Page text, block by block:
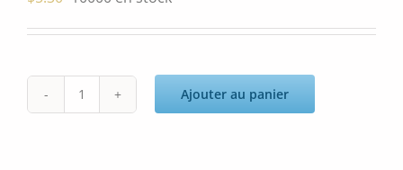
quantité
Ajouter au panier